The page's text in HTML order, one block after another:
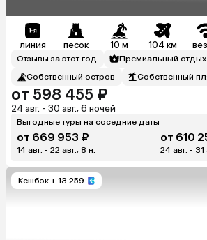
линия песок 10 м 104 км
Отзывы за этот год
Премиальный отдых
Собственный остров
Собственный
от 598 455 ₽
24 авг. - 30 авг., 6 ночей
Выгодные туры на соседние даты
от 669 953 ₽
14 авг. - 22 авг., 8 н.
от 610
24 авг. - 31
Кешбэк + 13 259